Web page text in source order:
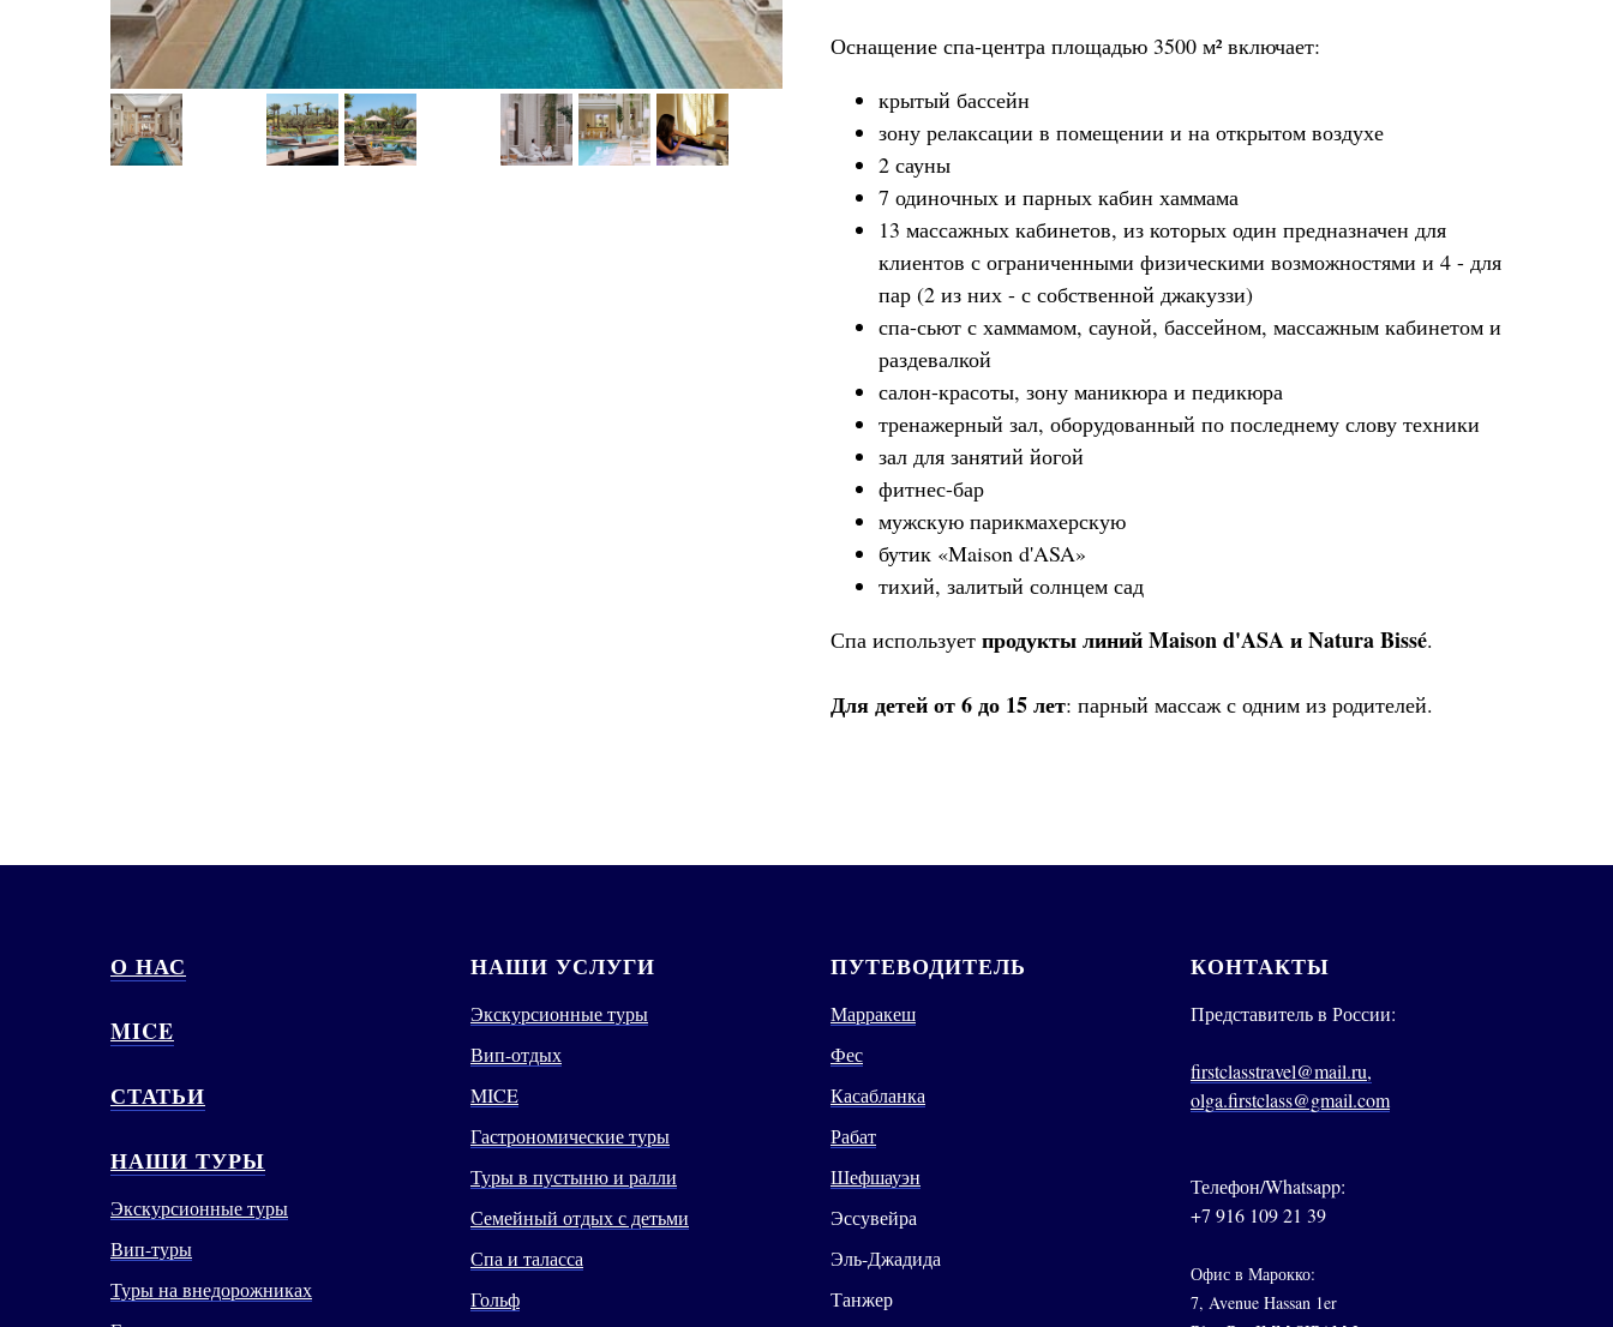
Оснащение спа-центра площадью 3500 м² включает:
крытый бассейн
зону релаксации в помещении и на открытом воздухе
2 сауны
7 одиночных и парных кабин хаммама
13 массажных кабинетов, из которых один предназначен для
клиентов с ограниченными физическими возможностями и 4 - для
пар (2 из них - с собственной джакуззи)
спа-сьют с хаммамом, сауной, бассейном, массажным кабинетом и
раздевалкой
салон-красоты, зону маникюра и педикюра
тренажерный зал, оборудованный по последнему слову техники
зал для занятий йогой
фитнес-бар
мужскую парикмахерскую
бутик «Maison d'ASA»
тихий, залитый солнцем сад
Спа использует продукты линий Maison d'ASA и Natura Bissé.
Для детей от 6 до 15 лет: парный массаж с одним из родителей.
О НАС
MICE
СТАТЬИ
НАШИ ТУРЫ
Экскурсионные туры
Вип-туры
Туры на внедорожниках
НАШИ УСЛУГИ
Экскурсионные туры
Вип-отдых
MICE
Гастрономические туры
Туры в пустыню и ралли
Семейный отдых с детьми
Спа и таласса
Гольф
ПУТЕВОДИТЕЛЬ
Марракеш
Фес
Касабланка
Рабат
Шефшауэн
Эссувейра
Эль-Джадида
Танжер
КОНТАКТЫ
Представитель в России:
firstclasstravel@mail.ru,
olga.firstclass@gmail.com
Телефон/Whatsapp:
+7 916 109 21 39
Офис в Марокко:
7, Avenue Hassan 1er